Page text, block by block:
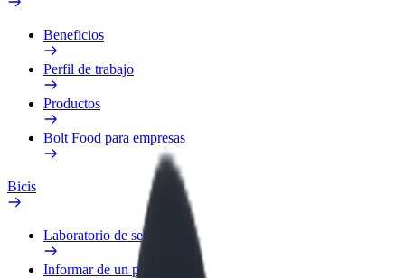
Beneficios
Perfil de trabajo
Productos
Bolt Food para empresas
Bicis
Laboratorio de seguridad
Informar de un problema